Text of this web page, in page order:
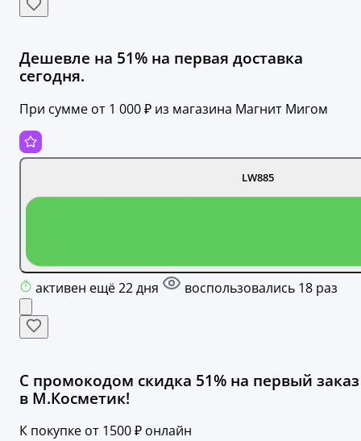
Дешевле на 51% на первая доставка
сегодня.
При сумме от 1 000 ₽ из магазина Магнит Мигом
LW885
активен ещё 22 дня воспользовались 18 раз
С промокодом скидка 51% на первый заказ
в М.Косметик!
К покупке от 1500 ₽ онлайн